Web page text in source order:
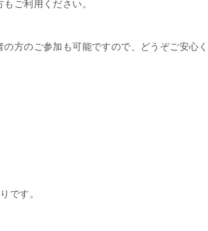
ご利用ください。
方のご参加も可能ですので、どうぞご安心く
です。